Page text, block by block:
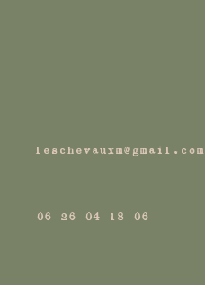
leschevauxm@gmail.com
06 26 04 18 06